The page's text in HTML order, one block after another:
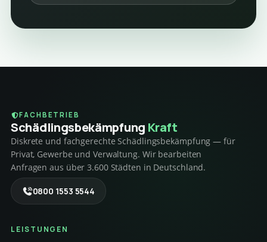
FACHBETRIEB
Schädlings­bekämpfung Kraft
Diskrete und fachgerechte Schädlingsbekämpfung — für
Privat, Gewerbe und Verwaltung. Wir bearbeiten
Anfragen aus über 3.600 Städten in Deutschland.
0800 1553 5544
LEISTUNGEN